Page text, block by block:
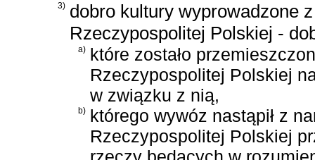
3) dobro kultury wyprowadzone
Rzeczypospolitej Polskiej -
a) które zostało
Rzeczypospolitej Polskiej
w związku z nią,
b) którego wywóz nastąpił z
Rzeczypospolitej Polskiej